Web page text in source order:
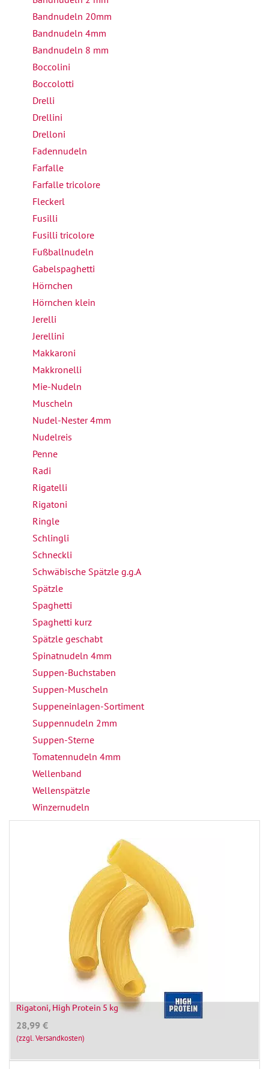
Bandnudeln 20mm
Bandnudeln 4mm
Bandnudeln 8 mm
Boccolini
Boccolotti
Drelli
Drellini
Drelloni
Fadennudeln
Farfalle
Farfalle tricolore
Fleckerl
Fusilli
Fusilli tricolore
Fußballnudeln
Gabelspaghetti
Hörnchen
Hörnchen klein
Jerelli
Jerellini
Makkaroni
Makkronelli
Mie-Nudeln
Muscheln
Nudel-Nester 4mm
Nudelreis
Penne
Radi
Rigatelli
Rigatoni
Ringle
Schlingli
Schneckli
Schwäbische Spätzle g.g.A
Spätzle
Spaghetti
Spaghetti kurz
Spätzle geschabt
Spinatnudeln 4mm
Suppen-Buchstaben
Suppen-Muscheln
Suppeneinlagen-Sortiment
Suppennudeln 2mm
Suppen-Sterne
Tomatennudeln 4mm
Wellenband
Wellenspätzle
Winzernudeln
Rigatoni, High Protein 5 kg
28,99 €
(zzgl. Versandkosten)